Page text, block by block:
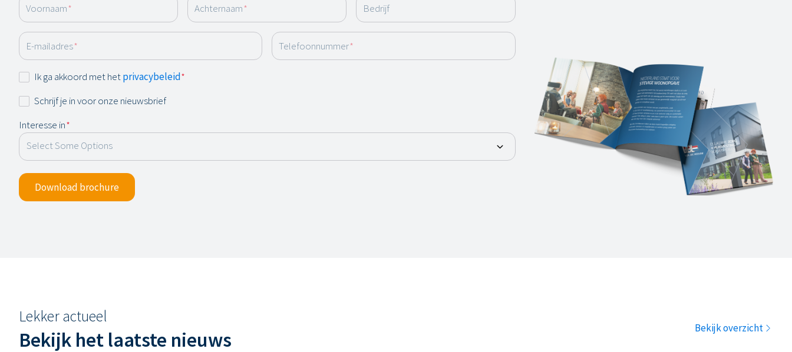
Voornaam* Achternaam* Bedrijf
E-mailadres* Telefoonnummer*
Instemming
Ik ga akkoord met hetprivacybeleid*
Nieuwsbrief
Schrijf je in voor onze nieuwsbrief
Interesse in*
Download brochure
Lekker actueel
Bekijk het laatste nieuws Bekijk overzicht